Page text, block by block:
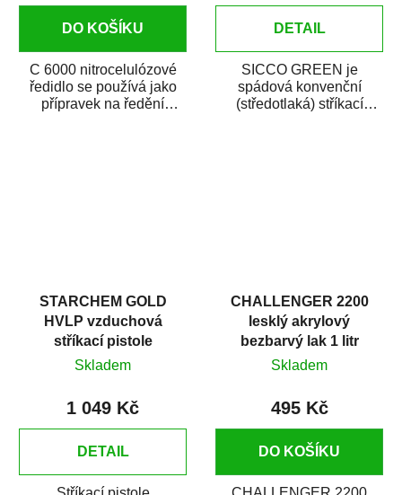
DO KOŠÍKU
C 6000 nitrocelulózové
ředidlo se používá jako
přípravek na ředění
DETAIL
SICCO GREEN je
spádová konvenční
(středotlaká) stříkací
STARCHEM GOLD
HVLP vzduchová
stříkací pistole
Skladem
1 049 Kč
DETAIL
CHALLENGER 2200
lesklý akrylový
bezbarvý lak 1 litr
Skladem
495 Kč
DO KOŠÍKU